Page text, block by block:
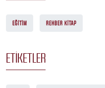
EĞITIM REHBER KITAP
ETIKETLER